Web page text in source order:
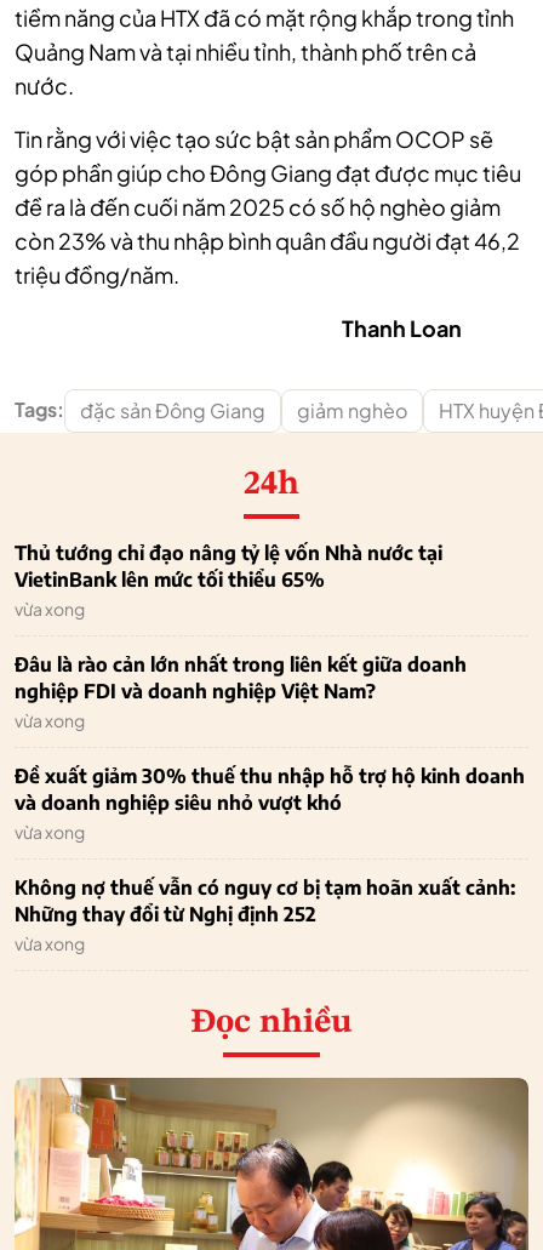
tiềm năng của HTX đã có mặt rộng khắp trong tỉnh
Quảng Nam và tại nhiều tỉnh, thành phố trên cả
nước.
Tin rằng với việc tạo sức bật sản phẩm OCOP sẽ
góp phần giúp cho Đông Giang đạt được mục tiêu
đề ra là đến cuối năm 2025 có số hộ nghèo giảm
còn 23% và thu nhập bình quân đầu người đạt 46,2
triệu đồng/năm.
Thanh Loan
Tags: đặc sản Đông Giang giảm nghèo HTX
24h
Thủ tướng chỉ đạo nâng tỷ lệ vốn Nhà nước tại
VietinBank lên mức tối thiểu 65%
vừa xong
Đâu là rào cản lớn nhất trong liên kết giữa doanh
nghiệp FDI và doanh nghiệp Việt Nam?
vừa xong
Đề xuất giảm 30% thuế thu nhập hỗ trợ hộ kinh doanh
và doanh nghiệp siêu nhỏ vượt khó
vừa xong
Không nợ thuế vẫn có nguy cơ bị tạm hoãn xuất cảnh:
Những thay đổi từ Nghị định 252
vừa xong
Đọc nhiều